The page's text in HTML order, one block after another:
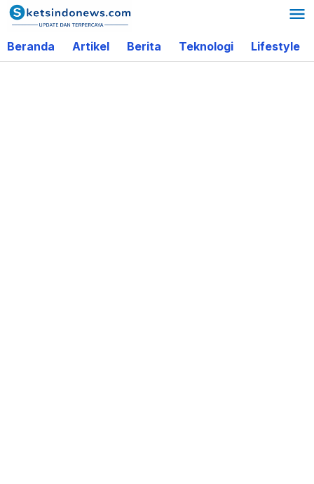
Lewati
ke
konten
Beranda Artikel Berita Teknologi Lifestyle